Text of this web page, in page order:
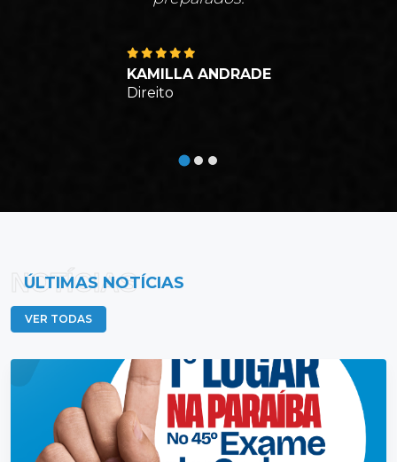
KAMILLA ANDRADE
Direito
ÚLTIMAS NOTÍCIAS
NOTÍCIAS
VER TODAS